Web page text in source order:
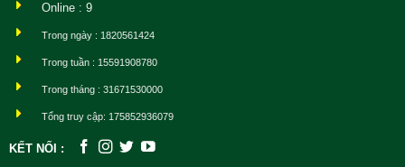
Online : 9
Trong ngày : 1820561424
Trong tuần : 15591908780
Trong tháng : 31671530000
Tổng truy cập: 175852936079
KẾT NỐI :